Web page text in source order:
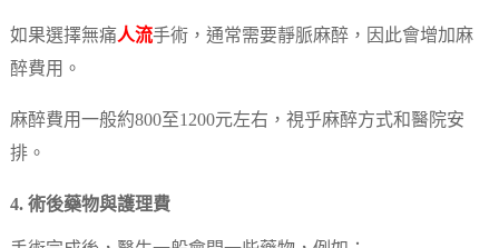
如果選擇無痛人流手術，通常需要靜脈麻醉，因此會增加麻
醉費用。
麻醉費用一般約800至1200元左右，視乎麻醉方式和醫院安
排。
4. 術後藥物與護理費